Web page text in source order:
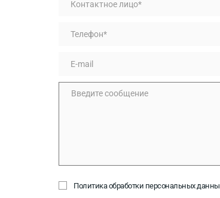
Политика обработки персональных